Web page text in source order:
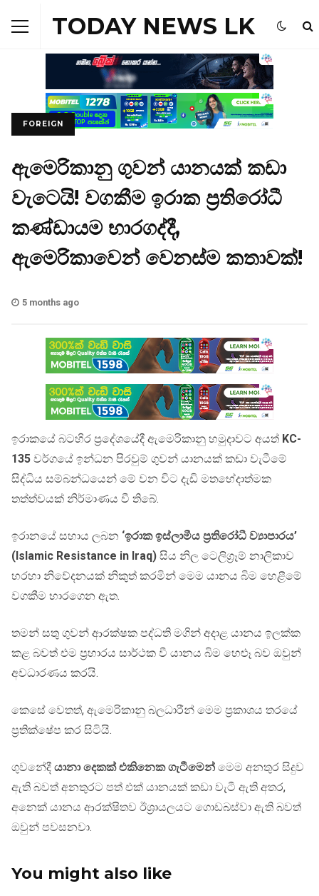
TODAY NEWS LK
FOREIGN
ඇමෙරිකානු ගුවන් යානයක් කඩා
වැටෙයි! වගකීම ඉරාක ප්‍රතිරෝධී
කණ්ඩායම භාරගද්දී,
ඇමෙරිකාවෙන් වෙනස්ම කතාවක්!
5 months ago
ඉරාකයේ බටහිර ප්‍රදේශයේදී ඇමෙරිකානු හමුදාවට අයත් KC-
135 වර්ගයේ ඉන්ධන පිරවුම් ගුවන් යානයක් කඩා වැටීමේ
සිද්ධිය සම්බන්ධයෙන් මේ වන විට දැඩි මතභේදාත්මක
තත්ත්වයක් නිර්මාණය වී තිබේ.
ඉරානයේ සහාය ලබන ‘ඉරාක ඉස්ලාමීය ප්‍රතිරෝධී ව්‍යාපාරය’
(Islamic Resistance in Iraq) සිය නිල ටෙලිග්‍රෑම් නාලිකාව
හරහා නිවේදනයක් නිකුත් කරමින් මෙම යානය බිම හෙළීමේ
වගකීම භාරගෙන ඇත.
තමන් සතු ගුවන් ආරක්ෂක පද්ධති මගින් අදාළ යානය ඉලක්ක
කළ බවත් එම ප්‍රහාරය සාර්ථක වී යානය බිම හෙළූ බව ඔවුන්
අවධාරණය කරයි.
කෙසේ වෙතත්, ඇමෙරිකානු බලධාරීන් මෙම ප්‍රකාශය තරයේ
ප්‍රතික්ෂේප කර සිටියි.
ගුවනේදී යානා දෙකක් එකිනෙක ගැටීමෙන් මෙම අනතුර සිදුව
ඇති බවත් අනතුරට පත් එක් යානයක් කඩා වැටී ඇති අතර,
අනෙක් යානය ආරක්ෂිතව ඊශ්‍රායලයට ගොඩබස්වා ඇති බවත්
ඔවුන් පවසනවා.
You might also like